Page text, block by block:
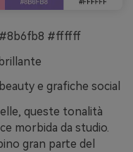
#ffffff
e grafiche social
queste tonalità
morbida da studio.
gran parte del